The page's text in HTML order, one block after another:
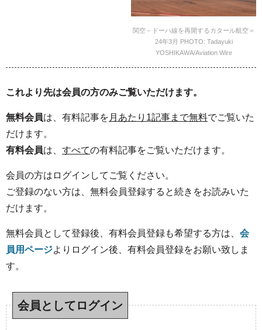
関空－ドーハ線を再開するカタール航空＝
24年3月 PHOTO: Tadayuki
YOSHIKAWA/Aviation Wire
これより先は会員の方のみご覧いただけます。
無料会員は、有料記事を 月あたり1記事まで無料でご覧いた
だけます。
有料会員は、 すべての有料記事をご覧いただけます。
会員の方はログインしてご覧ください。
ご登録のない方は、無料会員登録すると続きをお読みいた
だけます。
無料会員として登録後、有料会員登録も希望する方は、 会
員用ページよりログイン後、有料会員登録をお願い致しま
す。
会員としてログイン